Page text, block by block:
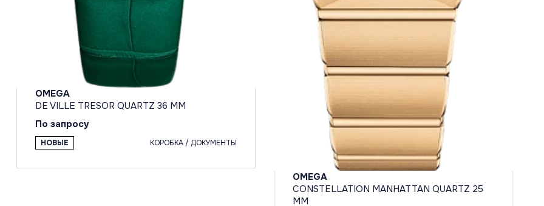
OMEGA
DE VILLE TRESOR QUARTZ 36 MM
По запросу
НОВЫЕ КОРОБКА / ДОКУМЕНТЫ
OMEGA
CONSTELLATION MANHATTAN QUARTZ 25
MM